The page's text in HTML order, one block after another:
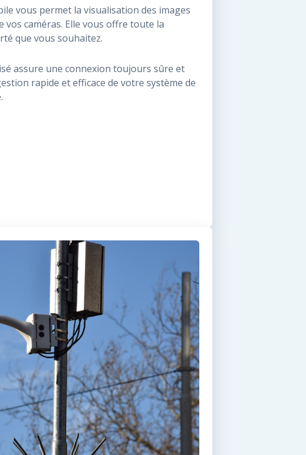
vous permet la visualisation des images
vos caméras. Elle vous offre toute la
que vous souhaitez.
assure une connexion toujours sûre et
rapide et efficace de votre système de